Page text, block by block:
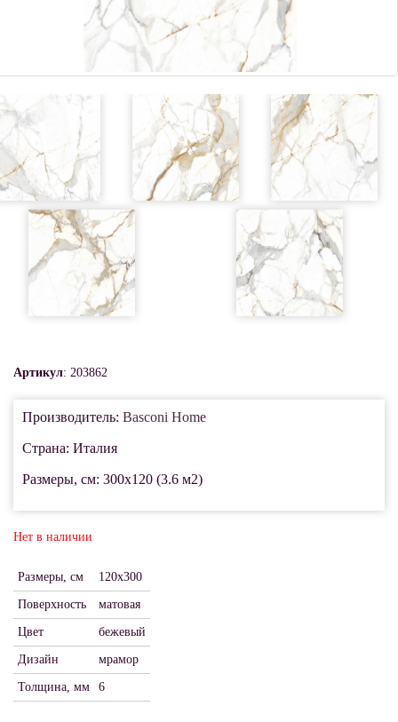
Артикул: 203862
Производитель: Basconi Home
Страна: Италия
Размеры, см: 300x120 (3.6 м2)
Нет в наличии
Размеры, см 120x300
Поверхность матовая
Цвет бежевый
Дизайн мрамор
Толщина, мм 6